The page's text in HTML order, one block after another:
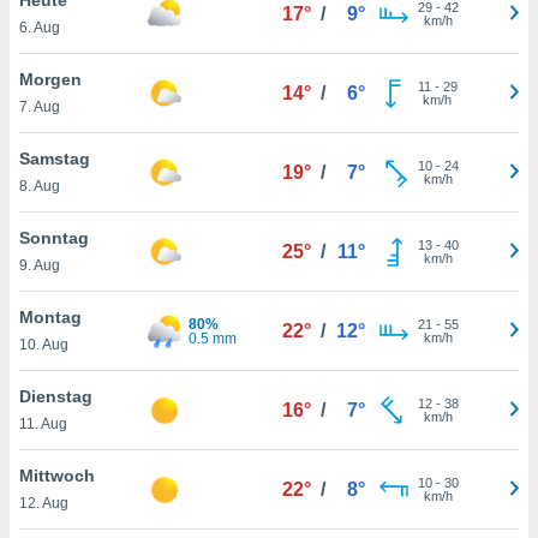
oder
Partner
es uns
das
der
Profil zu
Ihnen
finden
. Sie
jederzeit
Rand
6. Aug
17° / 9° 29- 42
km/h
Morgen
7. Aug
14° / 6° 11 - 29
km/h
Samstag
8. Aug
19° / 7° 10- 24
km/h
Sonntag
9. Aug
25° / 11° 13- 40
km/h
Montag
10. Aug
80%
0.5 mm
22° / 12° 21 - 55
km/h
Dienstag
11. Aug
16° / 7° 12- 38
km/h
Mittwoch
12. Aug
22° / 8° 10- 30
km/h